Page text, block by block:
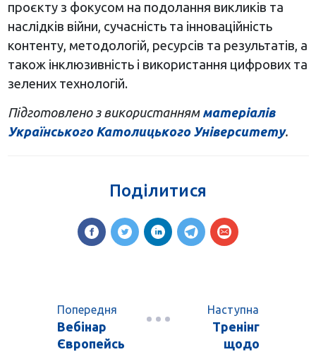
проєкту з фокусом на подолання викликів та
наслідків війни, сучасність та інноваційність
контенту, методологій, ресурсів та результатів, а
також інклюзивність і використання цифрових та
зелених технологій.
Підготовлено з використанням матеріалів
Українського Католицького Університету.
Поділитися
Попередня
Вебінар
Європейсь
Наступна
Тренінг
щодо